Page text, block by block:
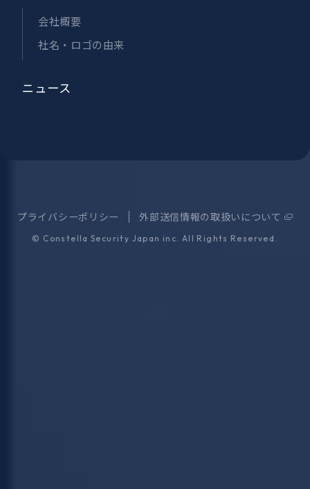
会社概要
社名・ロゴの由来
ニュース
プライバシーポリシー 外部送信情報の取扱いについて
© Constella Security Japan inc. All Rights Reserved.